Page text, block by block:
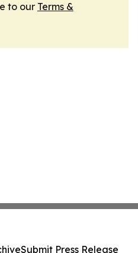
to our Terms &
Submit Press Release